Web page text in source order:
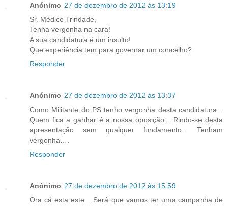
Anónimo 27 de dezembro de 2012 às 13:19
Sr. Médico Trindade,
Tenha vergonha na cara!
A sua candidatura é um insulto!
Que experiência tem para governar um concelho?
Responder
Anónimo 27 de dezembro de 2012 às 13:37
Como Militante do PS tenho vergonha desta candidatura...
Quem fica a ganhar é a nossa oposição... Rindo-se desta
apresentação sem qualquer fundamento... Tenham
vergonha….
Responder
Anónimo 27 de dezembro de 2012 às 15:59
Ora cá esta este... Será que vamos ter uma campanha de